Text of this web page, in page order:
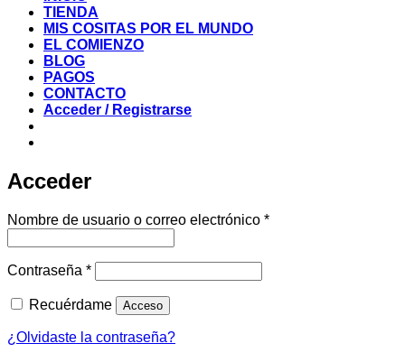
TIENDA
MIS COSITAS POR EL MUNDO
EL COMIENZO
BLOG
PAGOS
CONTACTO
Acceder / Registrarse
Acceder
Nombre de usuario o correo electrónico *Obligatorio
Contraseña *Obligatorio
Recuérdame Acceso
¿Olvidaste la contraseña?